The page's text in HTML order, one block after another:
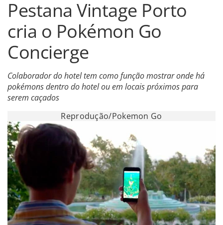
Pestana Vintage Porto
cria o Pokémon Go
Concierge
Colaborador do hotel tem como função mostrar onde há
pokémons dentro do hotel ou em locais próximos para
serem caçados
Reprodução/Pokemon Go